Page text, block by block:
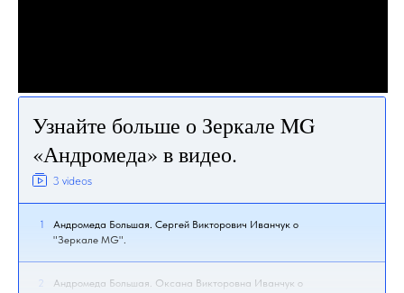
Узнайте больше о Зеркале MG
«Андромеда» в видео.
3 videos
1
Андромеда Большая. Сергей Викторович Иванчук о
"Зеркале MG".
2
Андромеда Большая. Оксана Викторовна Иванчук о